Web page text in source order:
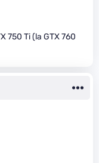
750 Ti (la GTX 760